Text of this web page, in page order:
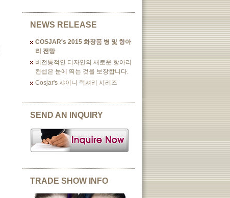
NEWS RELEASE
COSJAR's 2015 화장품 병 및 항아
리 전망
비전통적인 디자인의 새로운 항아리
컨셉은 눈에 띄는 것을 보장합니다.
Cosjar's 샤이니 럭셔리 시리즈
SEND AN INQUIRY
TRADE SHOW INFO